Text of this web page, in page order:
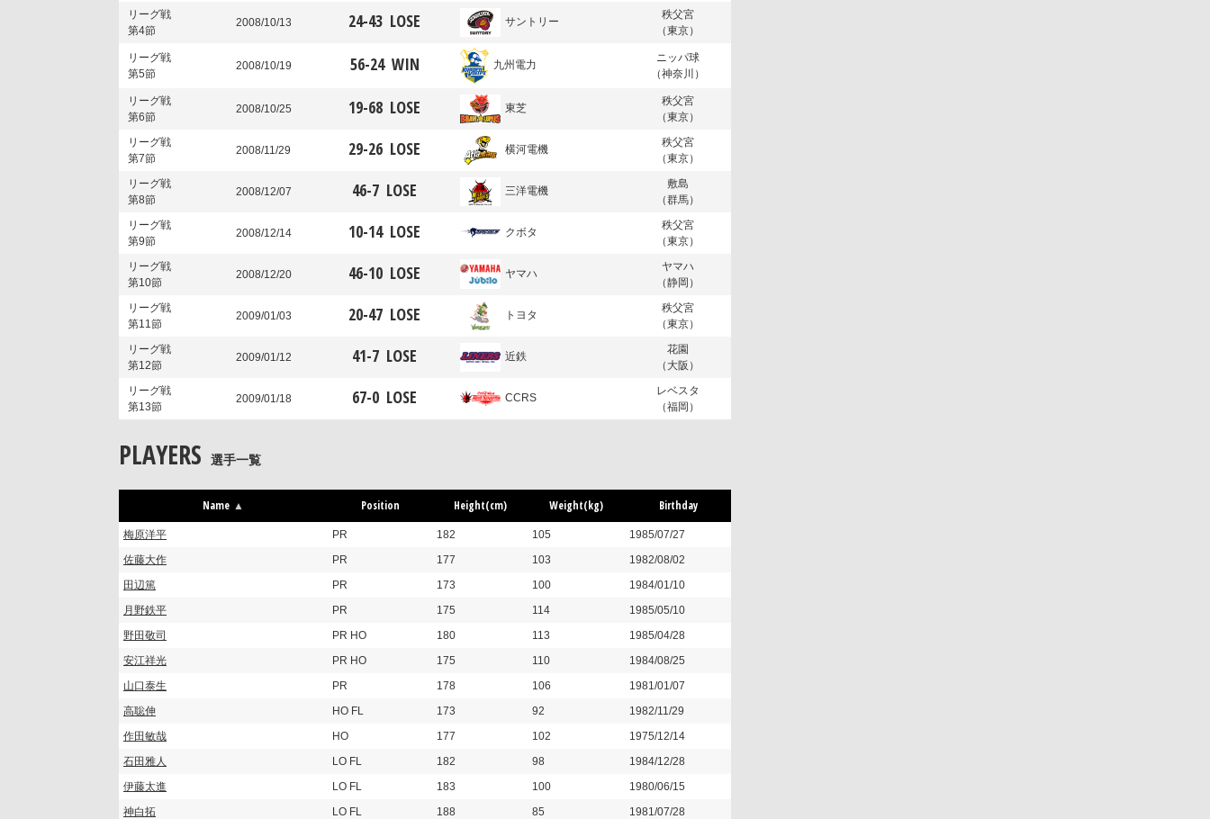
リーグ戦
第4節
2008/10/13 24-43 LOSE サントリー
秩父宮
（東京）
リーグ戦
第5節
2008/10/19 56-24 WIN 九州電力
ニッパ球
（神奈川）
リーグ戦
第6節
2008/10/25 19-68 LOSE 東芝
秩父宮
（東京）
リーグ戦
第7節
2008/11/29 29-26 LOSE 横河電機
秩父宮
（東京）
リーグ戦
第8節
2008/12/07 46-7 LOSE 三洋電機
敷島
（群馬）
リーグ戦
第9節
2008/12/14 10-14 LOSE クボタ
秩父宮
（東京）
リーグ戦
第10節
2008/12/20 46-10 LOSE ヤマハ
ヤマハ
（静岡）
リーグ戦
第11節
2009/01/03 20-47 LOSE トヨタ
秩父宮
（東京）
リーグ戦
第12節
2009/01/12 41-7 LOSE 近鉄
花園
（大阪）
リーグ戦
第13節
2009/01/18 67-0 LOSE CCRS
レベスタ
（福岡）
PLAYERS 選手一覧
Name Position Height(cm) Weight(kg) Birthday
梅原洋平 PR 182 105
1985/07/27
佐藤大作
PR 177 103
1982/08/02
田辺篤
PR 173 100
1984/01/10
月野鉄平
PR 175 114
1985/05/10
野田敬司
PR HO 180 113
1985/04/28
安江祥光
PR HO 175 110
1984/08/25
山口泰生
PR 178 106
1981/01/07
高聡伸
HO FL 173 92
1982/11/29
作田敏哉
HO 177 102
1975/12/14
石田雅人
LO FL 182 98
1984/12/28
伊藤太進
LO FL 183 100
1980/06/15
神白拓
LO FL 188 85
1981/07/28